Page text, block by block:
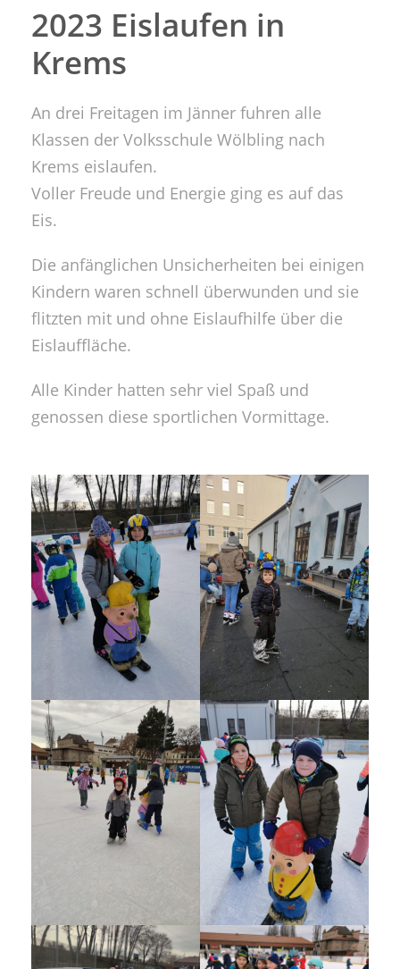
2023 Eislaufen in
Krems
An drei Freitagen im Jänner fuhren alle
Klassen der Volksschule Wölbling nach
Krems eislaufen.
Voller Freude und Energie ging es auf das
Eis.
Die anfänglichen Unsicherheiten bei einigen
Kindern waren schnell überwunden und sie
flitzten mit und ohne Eislaufhilfe über die
Eislauffläche.
Alle Kinder hatten sehr viel Spaß und
genossen diese sportlichen Vormittage.